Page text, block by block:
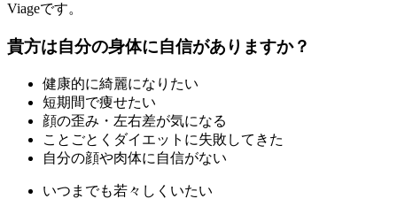
Viageです。
貴方は自分の身体に自信がありますか？
健康的に綺麗になりたい
短期間で痩せたい
顔の歪み・左右差が気になる
ことごとくダイエットに失敗してきた
自分の顔や肉体に自信がない
いつまでも若々しくいたい